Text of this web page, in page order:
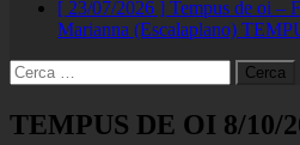
[ 23/07/2026 ] Tempus de oi –
Marianna (Escalaplano)
Ricerca
per:
TEMPUS DE OI 8/10/